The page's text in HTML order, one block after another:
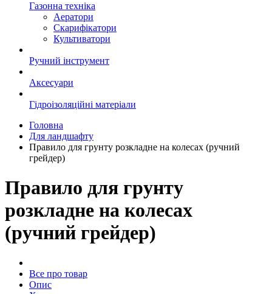
Газонна техніка
Аератори
Скарифікатори
Культиватори
Ручний інструмент
Аксесуари
Гідроізоляційні матеріали
Головна
Для ландшафту
Правило для грунту розкладне на колесах (ручний
грейдер)
Правило для грунту
розкладне на колесах
(ручний грейдер)
Все про товар
Опис